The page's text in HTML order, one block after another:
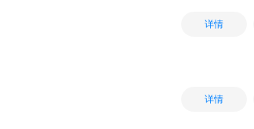
详情
详情